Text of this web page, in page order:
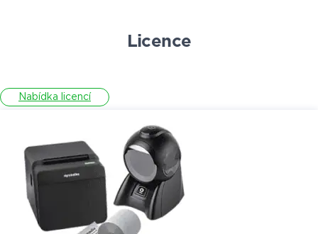
Licence
Nabídka licencí